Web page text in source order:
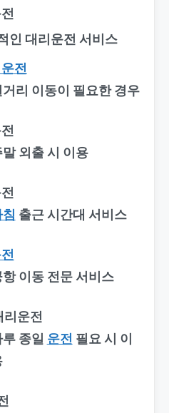
인 대리운전 서비스
전
거리 이동이 필요한 경우
말 외출 시 이용
출근 시간대 서비스
항 이동 전문 서비스
리운전
종일 운전 필요 시 이